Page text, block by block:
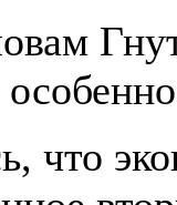
что